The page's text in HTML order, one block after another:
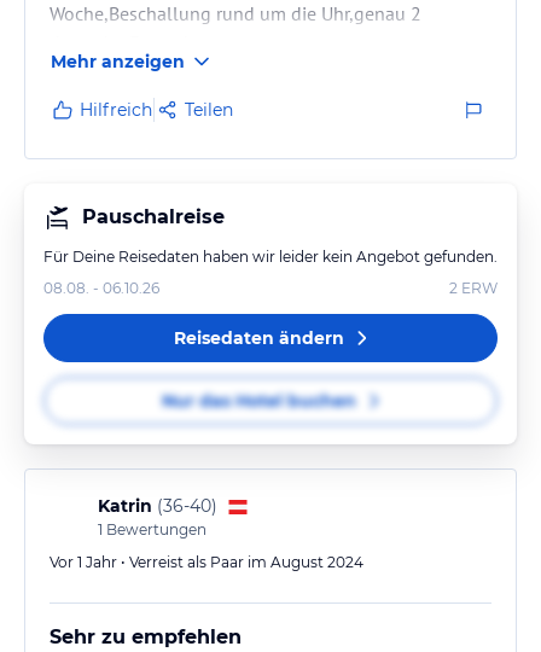
Woche,Beschallung rund um die Uhr,genau 2
Mehr anzeigen
Hilfreich Teilen
Pauschalreise
Für Deine Reisedaten haben wir leider kein Angebot gefunden.
08.08. - 06.10.26
2 ERW
Reisedaten ändern
Nur das Hotel buchen
Katrin (36-40)
1 Bewertungen
Vor 1 Jahr • Verreist als Paar im August 2024
Sehr zu empfehlen